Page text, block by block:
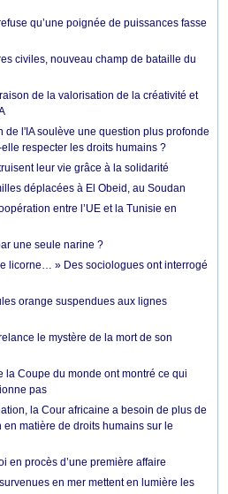
qu’une poignée de puissances fasse
civiles, nouveau champ de bataille du
de la valorisation de la créativité et
de l'IA soulève une question plus profonde
respecter les droits humains ?
leur vie grâce à la solidarité
déplacées à El Obeid, au Soudan
entre l’UE et la Tunisie en
une seule narine ?
licorne… » Des sociologues ont interrogé
orange suspendues aux lignes
le mystère de la mort de son
la Coupe du monde ont montré ce qui
pas
la Cour africaine a besoin de plus de
matière de droits humains sur le
en procès d’une première affaire
en mer mettent en lumière les